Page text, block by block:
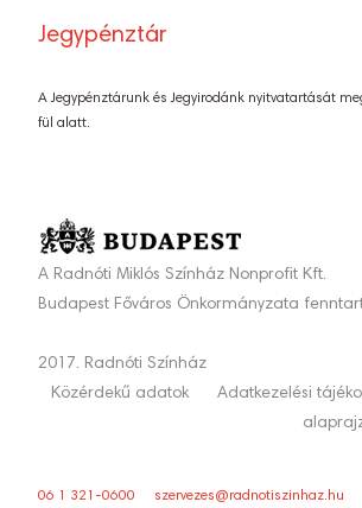
Jegypénztár
A Jegypénztárunk és Jegyirodánk nyitvatartását
fül alatt.
A Radnóti Miklós Színház Nonprofit Kft.
Budapest Főváros Önkormányzata
2017. Radnóti Színház
Közérdekű adatok
Adatkezelési
06 1 321-0600 szervezes@radnotiszinhaz.hu